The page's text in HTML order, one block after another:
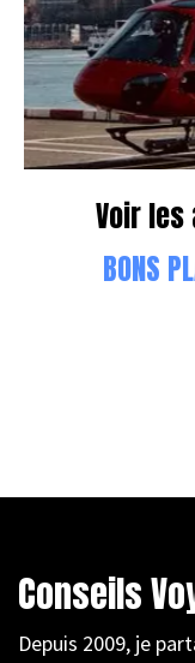
Voir
BONS
Conseils
Depuis 2009, je